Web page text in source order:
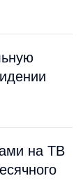
на ТВ